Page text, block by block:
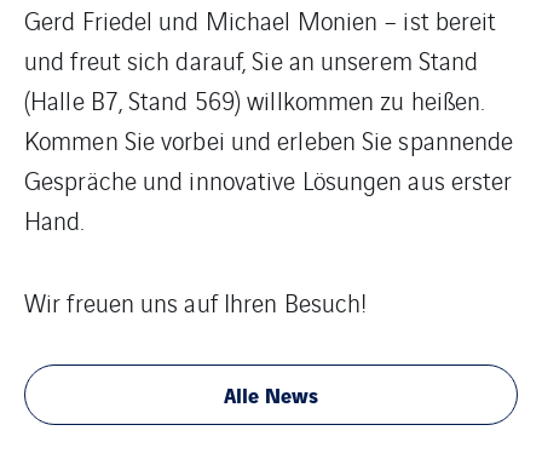
Gerd Friedel und Michael Monien – ist bereit
und freut sich darauf, Sie an unserem Stand
(Halle B7, Stand 569) willkommen zu heißen.
Kommen Sie vorbei und erleben Sie spannende
Gespräche und innovative Lösungen aus erster
Hand.
Wir freuen uns auf Ihren Besuch!
Alle News